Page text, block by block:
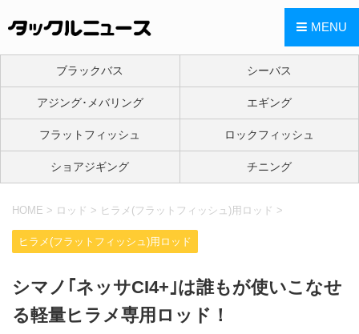
MENU
ブラックバス シーバス
アジング･メバリング エギング
フラットフィッシュ ロックフィッシュ
ショアジギング チニング
HOME > ロッド > ヒラメ(フラットフィッシュ)用ロッド >
ヒラメ(フラットフィッシュ)用ロッド
シマノ｢ネッサCI4+｣は誰もが使いこなせ
る軽量ヒラメ専用ロッド！